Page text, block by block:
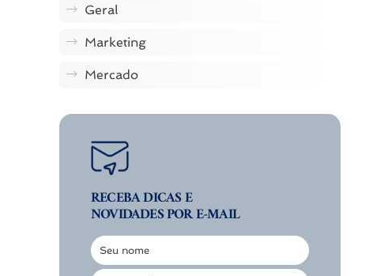
Geral
Marketing
Mercado
RECEBA DICAS E
NOVIDADES POR E-MAIL
Nome
Seu nome